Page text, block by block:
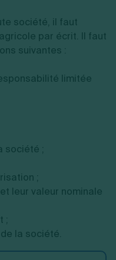
société, il faut
par écrit. Il faut
suivantes :
limitée
société ;
;
leur valeur nominale
;
la société.